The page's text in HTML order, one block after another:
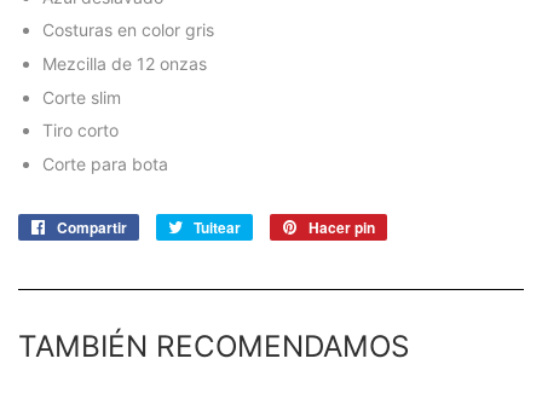
Costuras en color gris
Mezcilla de 12 onzas
Corte slim
Tiro corto
Corte para bota
Compartir
CompartirTuitear
Tuitear Hacer pin
TAMBIÉN RECOMENDAMOS